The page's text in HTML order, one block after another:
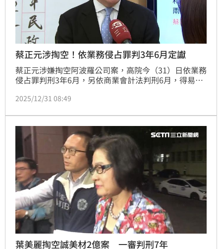
蔡正元涉掏空！依業務侵占罪判3年6月定讞
蔡正元涉嫌掏空阿波羅公司案，高院今（31）日依業務
侵占罪判刑3年6月，另依商業會計法判刑6月，得易科
法部分仍可上訴。
2025/12/31 08:49
葉美麗掏空誠美材2億案 一審判刑7年